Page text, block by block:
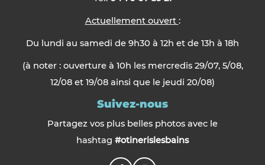
Actuellement ouvert :
Du lundi au samedi de 9h30 à 12h et de 13h à 18h
(à noter : ouverture à 10h les mercredis 29/07, 5/08,
12/08 et 19/08 ainsi que le jeudi 20/08)
Suivez-nous
Partagez vos plus belles photos avec le
hashtag #otinerislesbains